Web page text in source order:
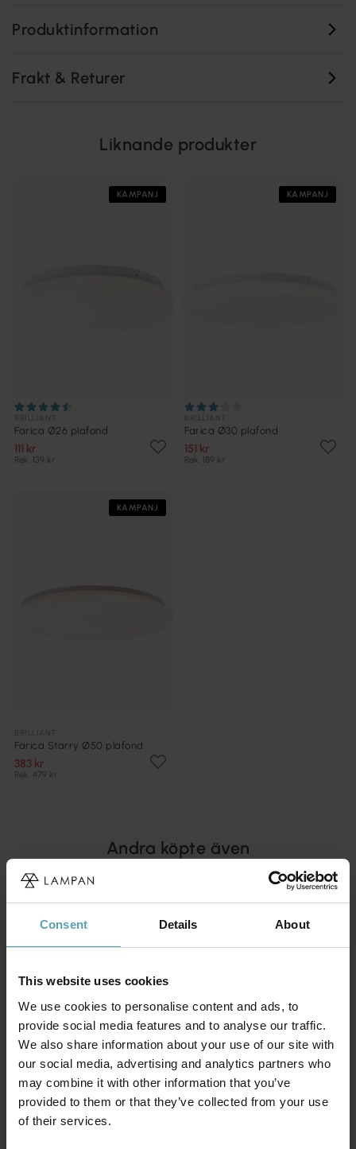
Consent Details About
This website uses cookies
We use cookies to personalise content and ads, to
provide social media features and to analyse our traffic.
We also share information about your use of our site with
our social media, advertising and analytics partners who
may combine it with other information that you’ve
provided to them or that they’ve collected from your use
of their services.
Produktinformation
Frakt & Returer
Liknande produkter
KAMPANJ
Farica Ø26 plafond
111 kr
Rek. 139 kr
KAMPANJ
Farica Ø30 plafond
151 kr
Rek. 189 kr
KAMPANJ
Farica Starry Ø50 plafond
383 kr
Rek. 479 kr
Andra köpte även
BRILLIANT